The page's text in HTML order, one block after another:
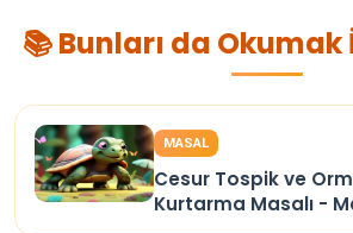
📚 Bunları da
MASAL
Cesur Tospik ve
Kurtarma Masalı -